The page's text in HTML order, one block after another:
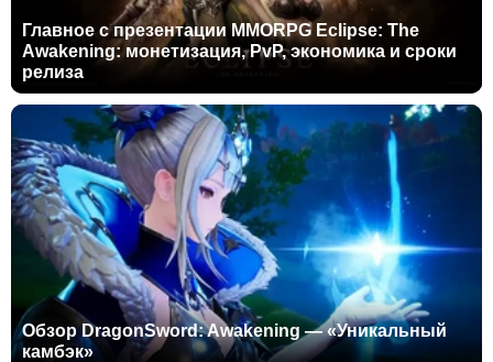
Главное с презентации MMORPG Eclipse: The
Awakening: монетизация, PvP, экономика и сроки
релиза
Обзор DragonSword: Awakening — «Уникальный
камбэк»